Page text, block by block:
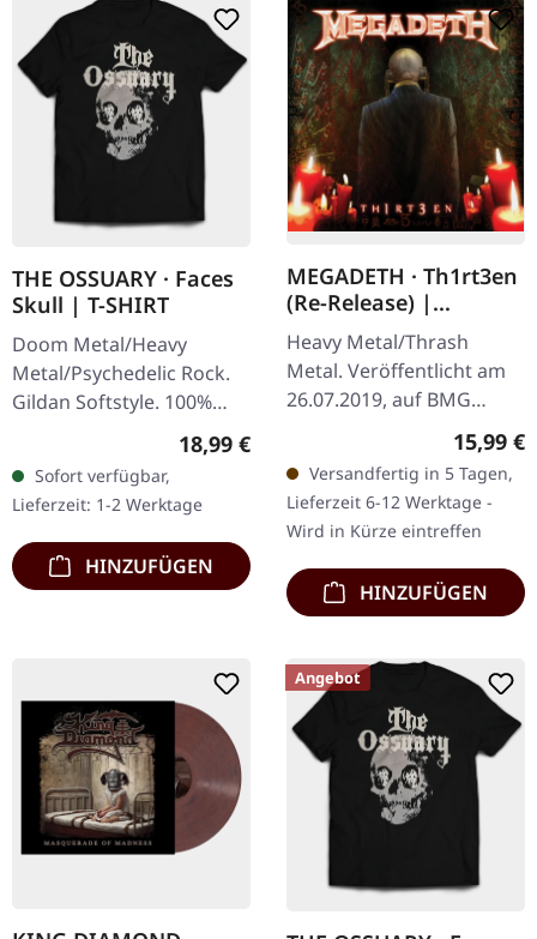
THE OSSUARY · Faces
Skull | T-SHIRT
Doom Metal/Heavy
Metal/Psychedelic Rock.
Gildan Softstyle. 100%
Baumwolle. Druck aufRegulärer Preis:
18,99 €
Sofort verfügbar,
Lieferzeit: 1-2 Werktage
HINZUFÜGEN
MEGADETH · Th1rt3en
(Re-Release) |
DIGIPAK CD
Heavy Metal/Thrash
Metal. Veröffentlicht am
26.07.2019, auf BMG
Rights Management. CD
seitigem Booklet und
Bonus-Track. 2019…
15,99 €
Versandfertig in 5 Tagen,
Lieferzeit 6-12 Werktage -
Wird in Kürze eintreffen
HINZUFÜGEN
Angebot